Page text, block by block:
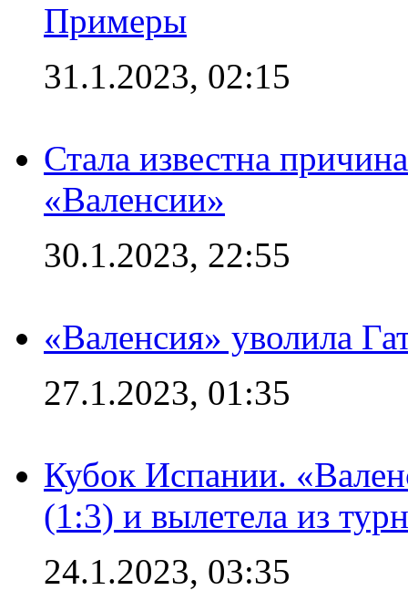
Примеры
31.1.2023, 02:15
Стала известна
«Валенсии»
30.1.2023, 22:55
«Валенсия» уволила
27.1.2023, 01:35
Кубок Испании.
(1:3) и вылетела из
24.1.2023, 03:35